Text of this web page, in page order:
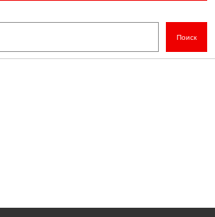
Поиск